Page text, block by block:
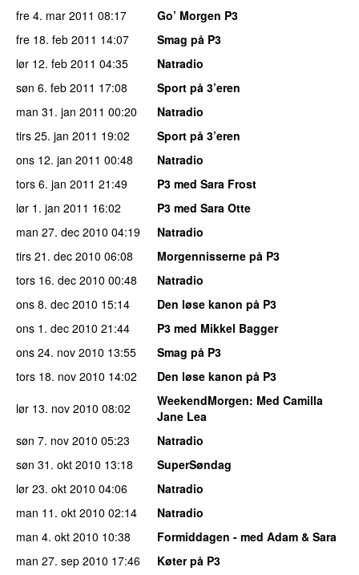
fre 4. mar 2011 08:17
Go’ Morgen P3
fre 18. feb 2011 14:07
Smag på P3
lør 12. feb 2011 04:35
Natradio
søn 6. feb 2011 17:08
Sport på 3’eren
man 31. jan 2011 00:20
Natradio
tirs 25. jan 2011 19:02
Sport på 3’eren
ons 12. jan 2011 00:48
Natradio
tors 6. jan 2011 21:49
P3 med Sara Frost
lør 1. jan 2011 16:02
P3 med Sara Otte
man 27. dec 2010 04:19
Natradio
tirs 21. dec 2010 06:08
Morgennisserne på P3
tors 16. dec 2010 00:48
Natradio
ons 8. dec 2010 15:14
Den løse kanon på P3
ons 1. dec 2010 21:44
P3 med Mikkel Bagger
ons 24. nov 2010 13:55
Smag på P3
tors 18. nov 2010 14:02
Den løse kanon på P3
lør 13. nov 2010 08:02 WeekendMorgen: Med Camilla
Jane Lea
søn 7. nov 2010 05:23
Natradio
søn 31. okt 2010 13:18
SuperSøndag
lør 23. okt 2010 04:06
Natradio
man 11. okt 2010 02:14
Natradio
man 4. okt 2010 10:38
Formiddagen - med Adam & Sara
man 27. sep 2010 17:46
Køter på P3